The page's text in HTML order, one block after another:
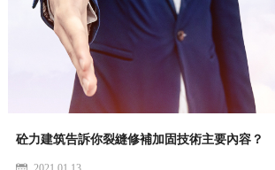
砼力建筑告訴你裂縫修補加固技術主要內容？